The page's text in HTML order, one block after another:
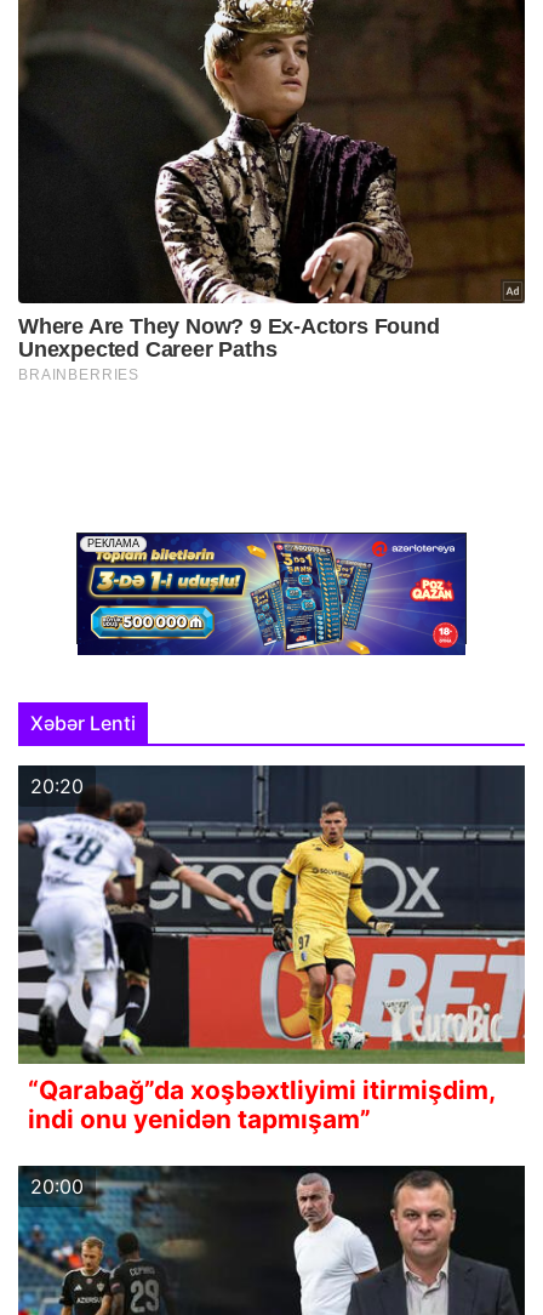
Xəbər Lenti
20:20
“Qarabağ”da xoşbəxtliyimi itirmişdim,
indi onu yenidən tapmışam”
20:00